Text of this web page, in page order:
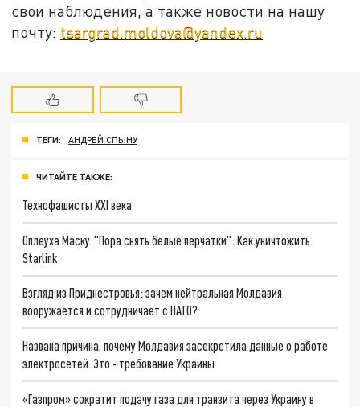
свои наблюдения, а также новости на нашу
почту: tsargrad.moldova@yandex.ru
ТЕГИ: АНДРЕЙ СПЫНУ
ЧИТАЙТЕ ТАКЖЕ:
Технофашисты XXI века
Оплеуха Маску. "Пора снять белые перчатки": Как уничтожить
Starlink
Взгляд из Приднестровья: зачем нейтральная Молдавия
вооружается и сотрудничает с НАТО?
Названа причина, почему Молдавия засекретила данные о работе
электросетей. Это - требование Украины
«Газпром» сократит подачу газа для транзита через Украину в